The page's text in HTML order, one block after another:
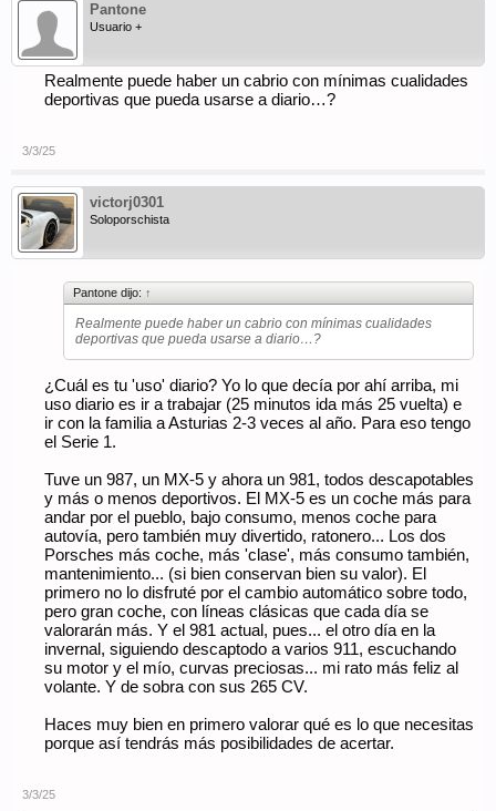
Pantone
Usuario +
Realmente puede haber un cabrio con mínimas cualidades
deportivas que pueda usarse a diario…?
3/3/25
victorj0301
Soloporschista
Pantone dijo: ↑
Realmente puede haber un cabrio con mínimas cualidades
deportivas que pueda usarse a diario…?
¿Cuál es tu 'uso' diario? Yo lo que decía por ahí arriba, mi
uso diario es ir a trabajar (25 minutos ida más 25 vuelta) e
ir con la familia a Asturias 2-3 veces al año. Para eso tengo
el Serie 1.
Tuve un 987, un MX-5 y ahora un 981, todos descapotables
y más o menos deportivos. El MX-5 es un coche más para
andar por el pueblo, bajo consumo, menos coche para
autovía, pero también muy divertido, ratonero... Los dos
Porsches más coche, más 'clase', más consumo también,
mantenimiento... (si bien conservan bien su valor). El
primero no lo disfruté por el cambio automático sobre todo,
pero gran coche, con líneas clásicas que cada día se
valorarán más. Y el 981 actual, pues... el otro día en la
invernal, siguiendo descaptodo a varios 911, escuchando
su motor y el mío, curvas preciosas... mi rato más feliz al
volante. Y de sobra con sus 265 CV.
Haces muy bien en primero valorar qué es lo que necesitas
porque así tendrás más posibilidades de acertar.
3/3/25